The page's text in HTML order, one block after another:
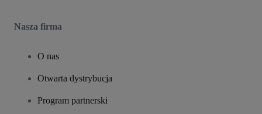
Nasza firma
O nas
Otwarta dystrybucja
Program partnerski